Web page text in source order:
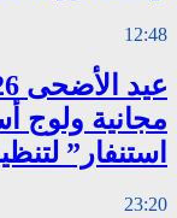
12:48
مجانية ولوج
استنفار”
23:20